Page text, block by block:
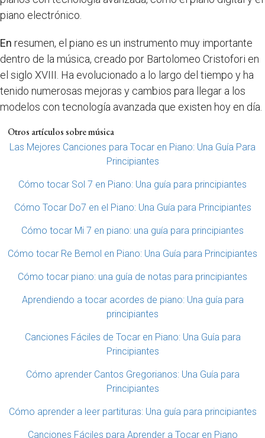
piano electrónico.
En resumen, el piano es un instrumento muy importante
dentro de la música, creado por Bartolomeo Cristofori en
el siglo XVIII. Ha evolucionado a lo largo del tiempo y ha
tenido numerosas mejoras y cambios para llegar a los
modelos con tecnología avanzada que existen hoy en día.
Otros artículos sobre música
Las Mejores Canciones para Tocar en Piano: Una Guía Para
Principiantes
Cómo tocar Sol 7 en Piano: Una guía para principiantes
Cómo Tocar Do7 en el Piano: Una Guía para Principiantes
Cómo tocar Mi 7 en piano: una guía para principiantes
Cómo tocar Re Bemol en Piano: Una Guía para Principiantes
Cómo tocar piano: una guía de notas para principiantes
Aprendiendo a tocar acordes de piano: Una guía para
principiantes
Canciones Fáciles de Tocar en Piano: Una Guía para
Principiantes
Cómo aprender Cantos Gregorianos: Una Guía para
Principiantes
Cómo aprender a leer partituras: Una guía para principiantes
Canciones Fáciles para Aprender a Tocar en Piano